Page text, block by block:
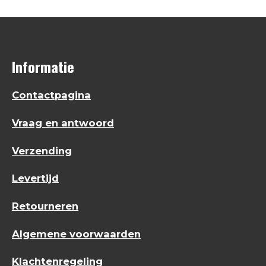
Informatie
Contactpagina
Vraag en antwoord
Verzending
Levertijd
Retourneren
Algemene voorwaarden
Klachtenregeling